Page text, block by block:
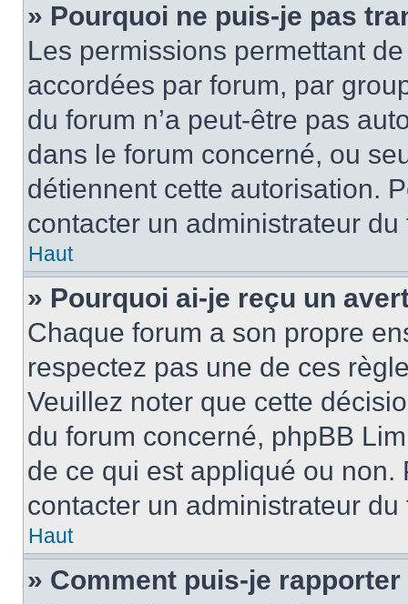
» Pourquoi ne puis-je pas
Les permissions permettant
accordées par forum, par
du forum n’a peut-être pas
dans le forum concerné, ou
détiennent cette autorisation.
contacter un administrateur du
Haut
» Pourquoi ai-je reçu un
Chaque forum a son propre
respectez pas une de ces
Veuillez noter que cette
du forum concerné, phpBB
de ce qui est appliqué ou non.
contacter un administrateur du
Haut
» Comment puis-je